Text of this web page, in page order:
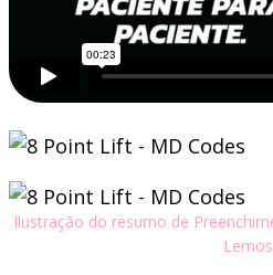
Ilustração do resumo de
Lemos